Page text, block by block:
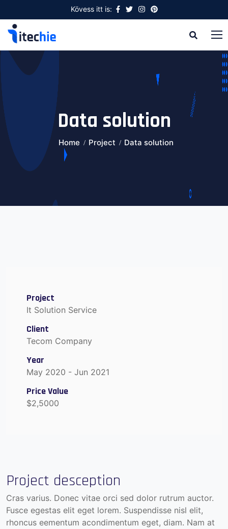
Kövess itt is:
Data solution
Home Project Data solution
Project
It Solution Service
Client
Tecom Company
Year
May 2020 - Jun 2021
Price Value
$2,5000
Project desception
Cras varius. Donec vitae orci sed dolor rutrum auctor.
Fusce egestas elit eget lorem. Suspendisse nisl elit,
rhoncus eementum acondimentum eget, diam. Nam at